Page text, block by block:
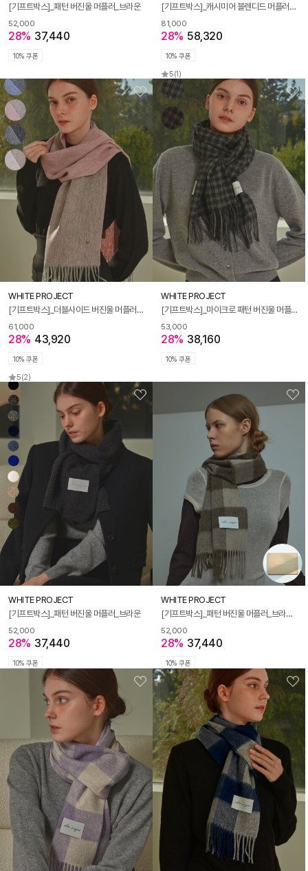
[기프트박스]_패턴 버진울 머플러_브라운
52,000
28% 37,440
10% 쿠폰
[기프트박스]_캐시미어 블렌디드 머플러_8컬러
81,000
28% 58,320
10% 쿠폰
5(1)
WHITE PROJECT
[기프트박스]_더블사이드 버진울 머플러_4컬러
61,000
28% 43,920
10% 쿠폰
5(2)
WHITE PROJECT
[기프트박스]_마이크로 패턴 버진울 머플러_2컬러_남녀공용
53,000
28% 38,160
10% 쿠폰
WHITE PROJECT
[기프트박스]_패턴 버진울 머플러_브라운
52,000
28% 37,440
10% 쿠폰
WHITE PROJECT
[기프트박스]_패턴 버진울 머플러_브라운_남녀공용
52,000
28% 37,440
10% 쿠폰